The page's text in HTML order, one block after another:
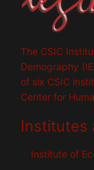
The CSIC
Demography
of six CSIC
Center for
Institutes
Institute of